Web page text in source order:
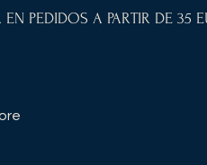
EN PEDIDOS A PARTIR DE